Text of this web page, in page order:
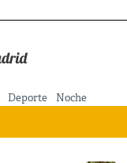
Deporte Noche